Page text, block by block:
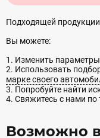
Подходящей
Вы можете:
1. Изменить
2. Использовать
марке своего
3. Попробуйте найти
4. Свяжитесь с нами по
Возможно